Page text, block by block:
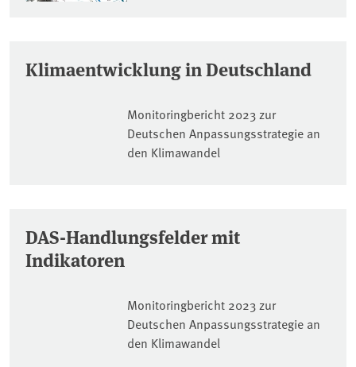
Klimaentwicklung in Deutschland
Monitoringbericht 2023 zur
Deutschen Anpassungsstrategie an
den Klimawandel
DAS-Handlungsfelder mit
Indikatoren
Monitoringbericht 2023 zur
Deutschen Anpassungsstrategie an
den Klimawandel